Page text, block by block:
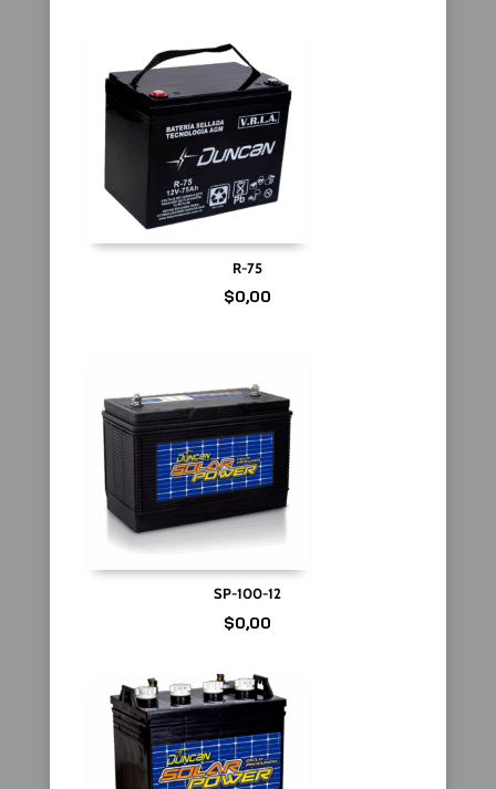
R-75
$0,00
SP-100-12
$0,00